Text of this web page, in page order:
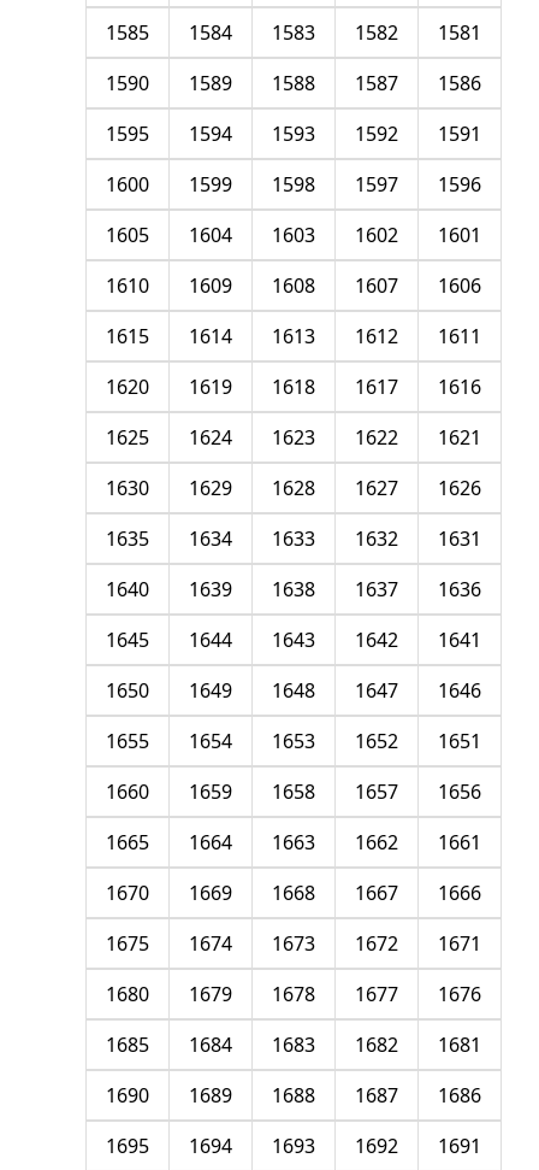
1581
1582
1583
1584
1585
1586
1587
1588
1589
1590
1591
1592
1593
1594
1595
1596
1597
1598
1599
1600
1601
1602
1603
1604
1605
1606
1607
1608
1609
1610
1611
1612
1613
1614
1615
1616
1617
1618
1619
1620
1621
1622
1623
1624
1625
1626
1627
1628
1629
1630
1631
1632
1633
1634
1635
1636
1637
1638
1639
1640
1641
1642
1643
1644
1645
1646
1647
1648
1649
1650
1651
1652
1653
1654
1655
1656
1657
1658
1659
1660
1661
1662
1663
1664
1665
1666
1667
1668
1669
1670
1671
1672
1673
1674
1675
1676
1677
1678
1679
1680
1681
1682
1683
1684
1685
1686
1687
1688
1689
1690
1691
1692
1693
1694
1695